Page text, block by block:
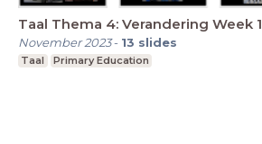
Taal Thema 4: Verandering Week 1
November 2023- 13 slides
Taal Primary Education